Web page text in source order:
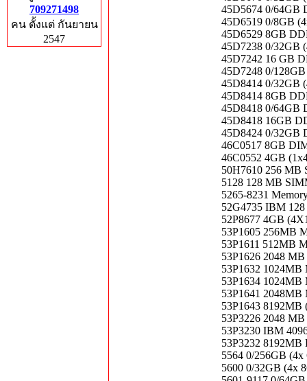
709271498
คน ตั้งแต่ กันยายน
2547
45D5674 0/64GB
45D6519 0/8GB
45D6529 8GB
45D7238 0/32GB
45D7242 16 GB
45D7248 0/
45D8414 0/32GB
45D8414 8GB
45D8418 0/64GB
45D8418 16GB
45D8424 0/32GB
46C0517 8GB
46C0552 4GB
50H7610 256 MB
5128 128 MB
5265-8231
52G4735 IBM
52P8677 4GB
53P1605 256MB
53P1611 512MB
53P1626 2048
53P1632 1024MB
53P1634
53P1641
53P1643
53P3226 2048
53P3230 IBM
53P3232
5564 0/256GB
5600 0/32GB (4x